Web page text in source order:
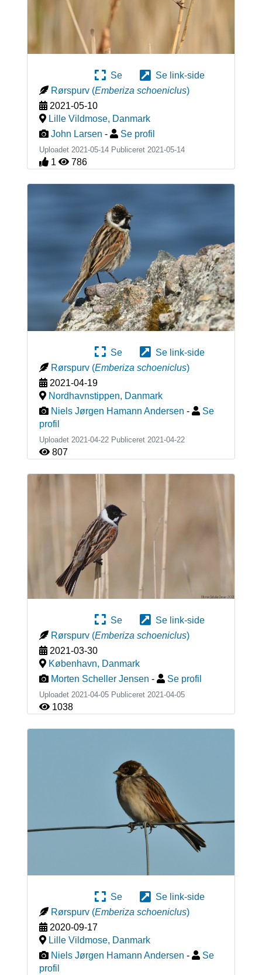
Se
Se link-side
Rørspurv (Emberiza schoeniclus)
2021-05-10
Lille Vildmose, Danmark
John Larsen - Se profil
Uploadet 2021-05-14 Publiceret 2021-05-14
1 786
Se
Se link-side
Rørspurv (Emberiza schoeniclus)
2021-04-19
Nordhavnstippen, Danmark
Niels Jørgen Hamann Andersen -
Se
profil
Uploadet 2021-04-22 Publiceret 2021-04-22
807
Se
Se link-side
Rørspurv (Emberiza schoeniclus)
2021-03-30
København, Danmark
Morten Scheller Jensen - Se profil
Uploadet 2021-04-05 Publiceret 2021-04-05
1038
Se
Se link-side
Rørspurv (Emberiza schoeniclus)
2020-09-17
Lille Vildmose, Danmark
Niels Jørgen Hamann Andersen -
Se
profil